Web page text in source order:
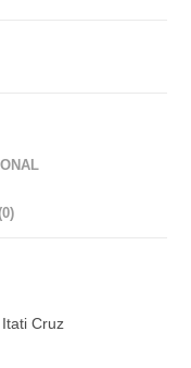
Cruz